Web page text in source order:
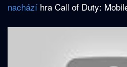
nachází hra Call of Duty: